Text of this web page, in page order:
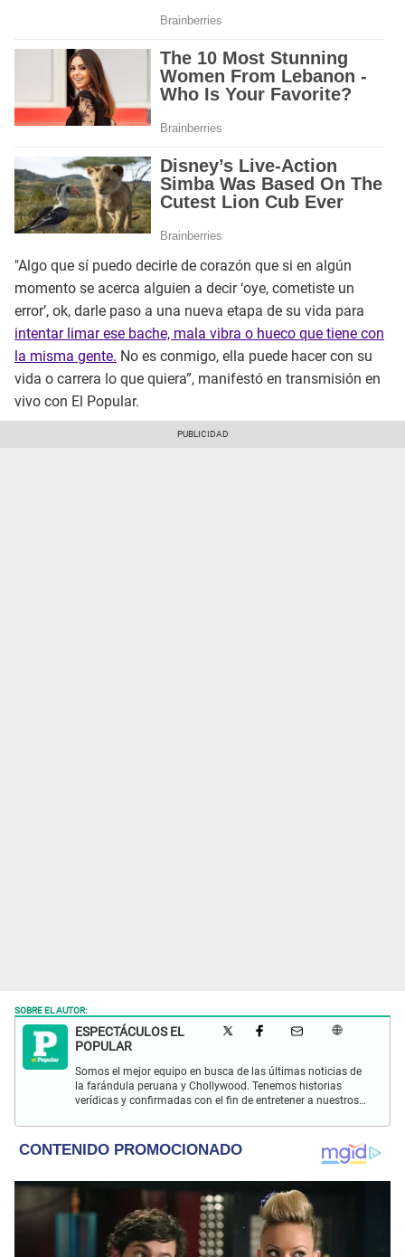
"Algo que sí puedo decirle de corazón que si en algún
momento se acerca alguien a decir ‘oye, cometiste un
error’, ok, darle paso a una nueva etapa de su vida para
intentar limar ese bache, mala vibra o hueco que tiene con
la misma gente. No es conmigo, ella puede hacer con su
vida o carrera lo que quiera”, manifestó en transmisión en
vivo con El Popular.
SOBRE EL AUTOR:
ESPECTÁCULOS EL
POPULAR
Somos el mejor equipo en busca de las últimas noticias de
la farándula peruana y Chollywood. Tenemos historias
verídicas y confirmadas con el fin de entretener a nuestros